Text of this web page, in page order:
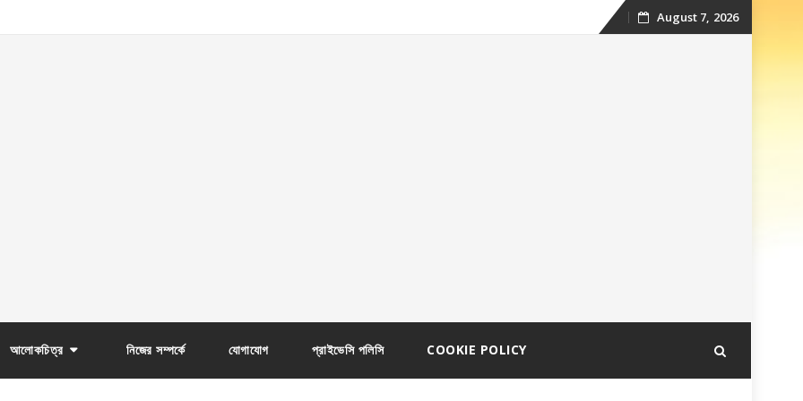
Skip
August 7, 2026
আলোকচিত্র নিজের সম্পর্কে যোগাযোগ প্রাইভেসি পলিসি COOKIE POLICY